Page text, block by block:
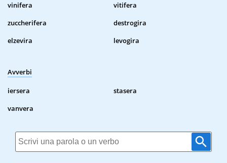
vinifera
vitifera
zuccherifera
destrogira
elzevira
levogira
Avverbi
iersera
stasera
vanvera